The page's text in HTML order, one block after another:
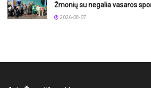
Žmonių su negalia vasaros
2026-08-07